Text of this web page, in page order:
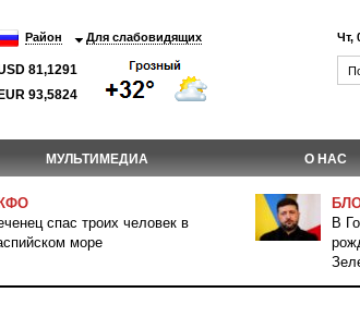
Район Для слабовидящих
81,1291
EUR 93,5824
Чт,
МУЛЬТИМЕДИА О НАС
спас троих человек в
море
В